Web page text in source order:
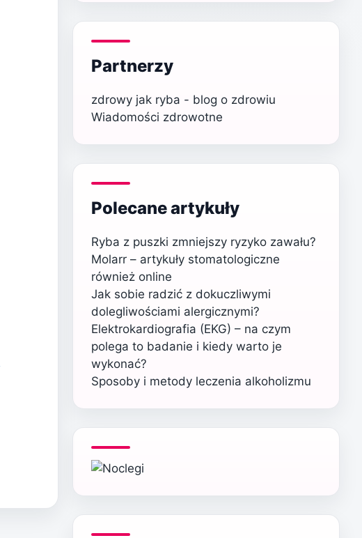
Partnerzy
zdrowy jak ryba - blog o zdrowiu
Wiadomości zdrowotne
Polecane artykuły
Ryba z puszki zmniejszy ryzyko zawału?
Molarr – artykuły stomatologiczne
również online
Jak sobie radzić z dokuczliwymi
dolegliwościami alergicznymi?
Elektrokardiografia (EKG) – na czym
polega to badanie i kiedy warto je
wykonać?
Sposoby i metody leczenia alkoholizmu